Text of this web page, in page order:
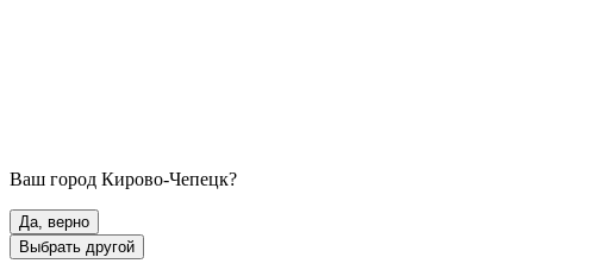
Ваш город Кирово-Чепецк?
Да, верно
Выбрать другой